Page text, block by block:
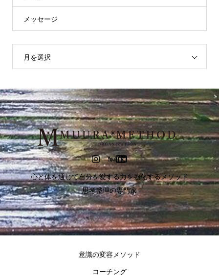
メッセージ
月を選択
心と体を通じて自分を愛する力を強化するメソッド
思考整理の専門家
意識の変容メソッド
コーチング